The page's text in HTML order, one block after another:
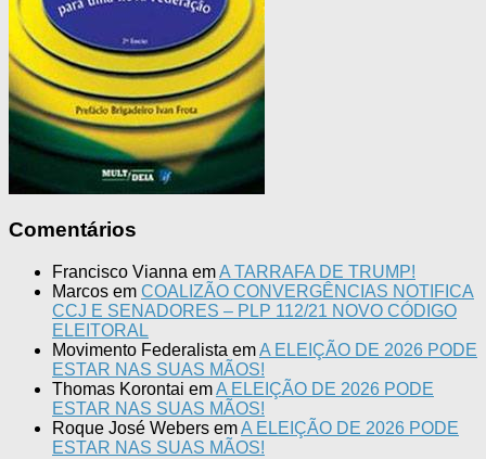
Comentários
Francisco Vianna emA TARRAFA DE TRUMP!
Marcos em COALIZÃO CONVERGÊNCIAS NOTIFICA
CCJ E SENADORES – PLP 112/21 NOVO CÓDIGO
ELEITORAL
Movimento Federalista emA ELEIÇÃO DE 2026 PODE
ESTAR NAS SUAS MÃOS!
Thomas Korontai emA ELEIÇÃO DE 2026 PODE
ESTAR NAS SUAS MÃOS!
Roque José Webers emA ELEIÇÃO DE 2026 PODE
ESTAR NAS SUAS MÃOS!